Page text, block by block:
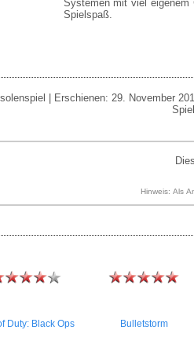
Systemen mit viel eigenem
Spielspaß.
| Erschienen: 29. November
Hinweis: Als
Duty: Black Ops Bulletstorm